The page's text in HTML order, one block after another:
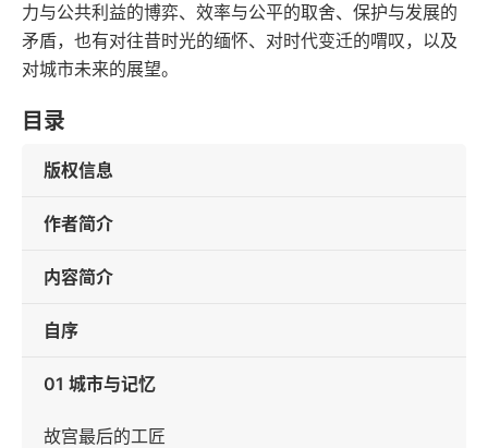
力与公共利益的博弈、效率与公平的取舍、保护与发展的
矛盾，也有对往昔时光的缅怀、对时代变迁的喟叹，以及
对城市未来的展望。
目录
版权信息
作者简介
内容简介
自序
01 城市与记忆
故宫最后的工匠